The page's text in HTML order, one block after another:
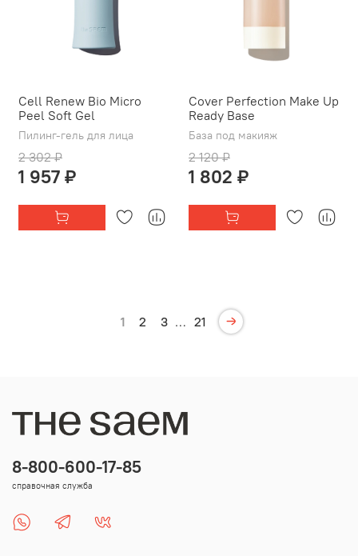
Cell Renew Bio Micro
Peel Soft Gel
Пилинг-гель для лица
2 302 ₽
1 957 ₽
Cover Perfection Make Up
Ready Base
База под макияж
2 120 ₽
1 802 ₽
1 2 3 … 21
8-800-600-17-85
справочная служба